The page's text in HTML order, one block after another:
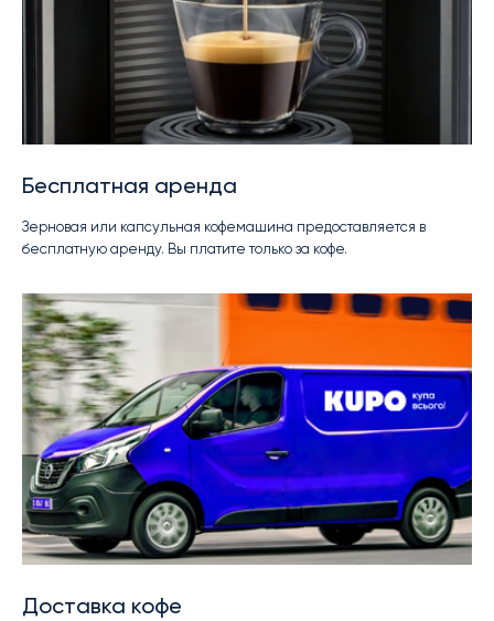
Бесплатная аренда
Зерновая или капсульная кофемашина предоставляется в
бесплатную аренду. Вы платите только за кофе.
Доставка кофе